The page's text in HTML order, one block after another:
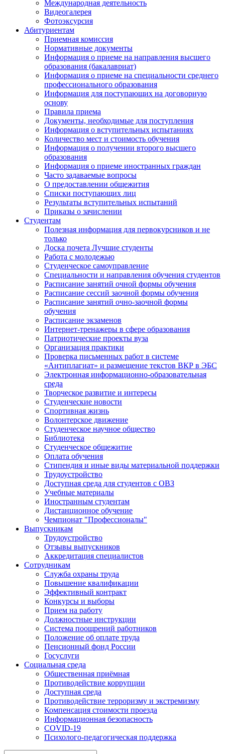
Международная деятельность
Видеогалерея
Фотоэксурсия
Абитуриентам
Приемная комиссия
Нормативные документы
Информация о приеме на направления высшего
образования (бакалавриат)
Информация о приеме на специальности среднего
профессионального образования
Информация для поступающих на договорную
основу
Правила приема
Документы, необходимые для поступления
Информация о вступительных испытаниях
Количество мест и стоимость обучения
Информация о получении второго высшего
образования
Информация о приеме иностранных граждан
Часто задаваемые вопросы
О предоставлении общежития
Списки поступающих лиц
Результаты вступительных испытаний
Приказы о зачислении
Студентам
Полезная информация для первокурсников и не
только
Доска почета Лучшие студенты
Работа с молодежью
Студенческое самоуправление
Специальности и направления обучения студентов
Расписание занятий очной формы обучения
Расписание сессий заочной формы обучения
Расписание занятий очно-заочной формы
обучения
Расписание экзаменов
Интернет-тренажеры в сфере образования
Патриотические проекты вуза
Организация практики
Проверка письменных работ в системе
«Антиплагиат» и размещение текстов ВКР в ЭБС
Электронная информационно-образовательная
среда
Творческое развитие и интересы
Студенческие новости
Спортивная жизнь
Волонтерское движение
Студенческое научное общество
Библиотека
Студенческое общежитие
Оплата обучения
Стипендия и иные виды материальной поддержки
Трудоустройство
Доступная среда для студентов с ОВЗ
Учебные материалы
Иностранным студентам
Дистанционное обучение
Чемпионат "Профессионалы"
Выпускникам
Трудоустройство
Отзывы выпускников
Аккредитация специалистов
Сотрудникам
Служба охраны труда
Повышение квалификации
Эффективный контракт
Конкурсы и выборы
Прием на работу
Должностные инструкции
Система поощрений работников
Положение об оплате труда
Пенсионный фонд России
Госуслуги
Социальная среда
Общественная приёмная
Противодействие коррупции
Доступная среда
Противодействие терроризму и экстремизму
Компенсация стоимости проезда
Информационная безопасность
COVID-19
Психолого-педагогическая поддержка